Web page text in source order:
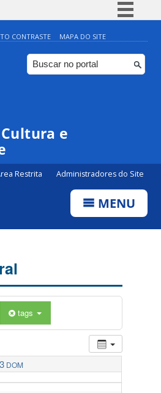
Simplifique!
Comunica BR
Participe
CONTRASTE MAPA DO SITE
e
Restrita Administradores do Site
MENU
tags
3 DOM